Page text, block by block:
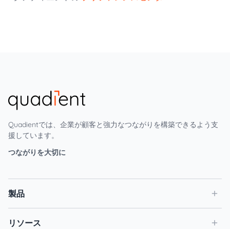
Quadientでは、企業が顧客と強力なつながりを構築できるよう支
援しています。
つながりを大切に
製品
リソース